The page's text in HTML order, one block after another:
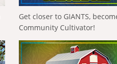
Get closer to GIANTS,
Community Cultivator!